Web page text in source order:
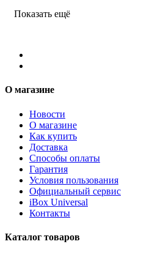
Показать ещё
О магазине
Новости
О магазине
Как купить
Доставка
Способы оплаты
Гарантия
Условия пользования
Официальный сервис
iBox Universal
Контакты
Каталог товаров